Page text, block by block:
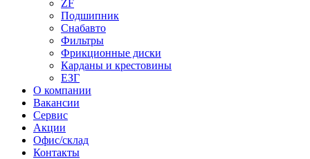
ZF
Подшипник
Снабавто
Фильтры
Фрикционные диски
Карданы и крестовины
ЕЗГ
О компании
Вакансии
Сервис
Акции
Офис/склад
Контакты